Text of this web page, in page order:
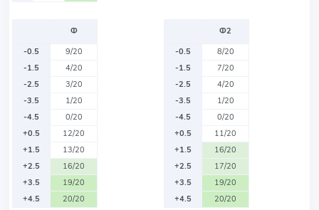
Ф
-0.5
9/20
-1.5
4/20
-2.5
3/20
-3.5
1/20
-4.5
0/20
+0.5
12/20
+1.5
13/20
+2.5
16/20
+3.5
19/20
+4.5
20/20
Ф2
-0.5
8/20
-1.5
7/20
-2.5
4/20
-3.5
1/20
-4.5
0/20
+0.5
11/20
+1.5
16/20
+2.5
17/20
+3.5
19/20
+4.5
20/20